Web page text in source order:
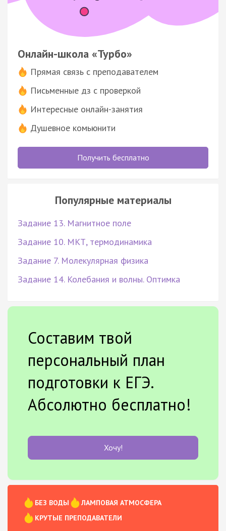
Онлайн-школа «Турбо»
Прямая связь с преподавателем
Письменные дз с проверкой
Интересные онлайн-занятия
Душевное комьюнити
Получить бесплатно
Популярные материалы
Задание 13. Магнитное поле
Задание 10. МКТ, термодинамика
Задание 7. Молекулярная физика
Задание 14. Колебания и волны. Оптимка
Составим твой
персональный план
подготовки к ЕГЭ.
Абсолютно бесплатно!
Хочу!
БЕЗ ВОДЫ
ЛАМПОВАЯ АТМОСФЕРА
КРУТЫЕ ПРЕПОДАВАТЕЛИ